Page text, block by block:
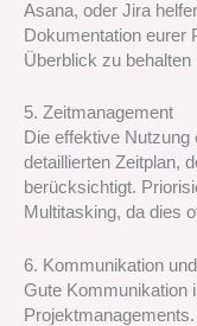
Asana, oder Jira
Dokumentation eurer
Überblick zu
5. Zeitmanagement
Die effektive Nutzung
detaillierten Zeitplan,
berücksichtigt.
Multitasking, da dies
6. Kommunikation
Gute Kommunikation